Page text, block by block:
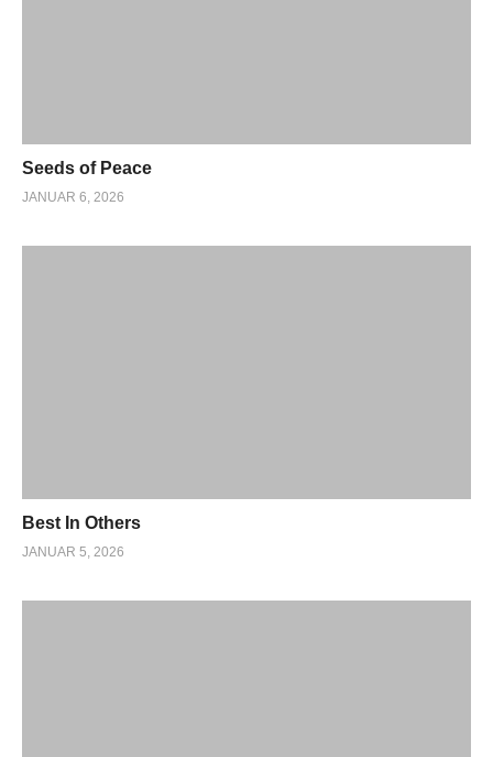
Seeds of Peace
JANUAR 6, 2026
Best In Others
JANUAR 5, 2026